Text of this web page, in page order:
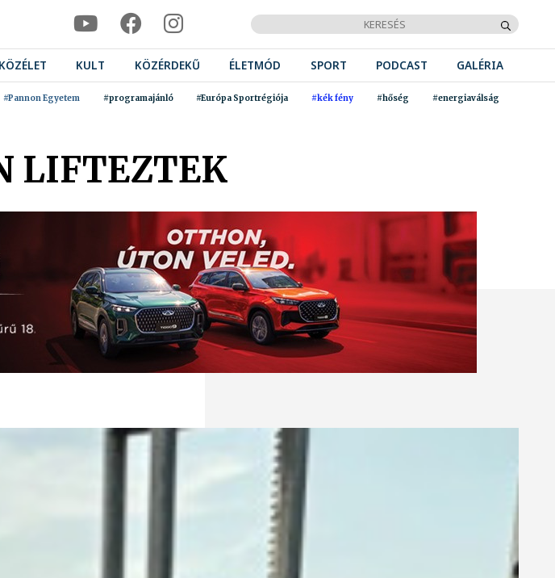
KÖZÉLET KULT KÖZÉRDEKŰ ÉLETMÓD SPORT PODCAST GALÉRIA
#Pannon Egyetem #programajánló #Európa Sportrégiója #kék fény #hőség #energiaválság
LIFTEZTEK